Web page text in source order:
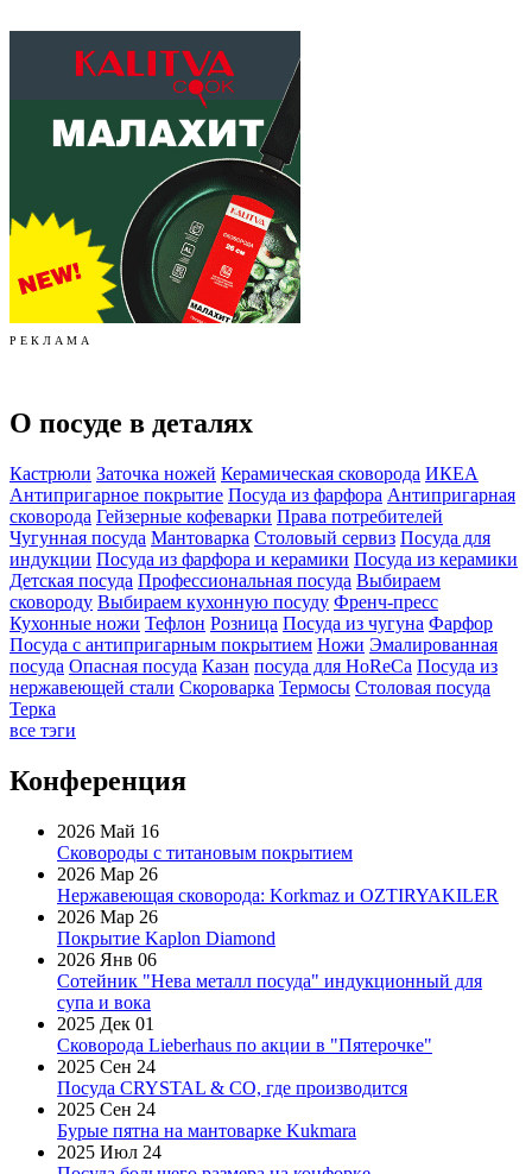
Р Е К Л А М А
О посуде в деталях
Кастрюли Заточка ножей Керамическая сковорода ИКЕА
Антипригарное покрытие Посуда из фарфора Антипригарная
сковорода Гейзерные кофеварки Права потребителей
Чугунная посуда Мантоварка Столовый сервиз Посуда для
индукции Посуда из фарфора и керамики Посуда из керамики
Детская посуда Профессиональная посуда Выбираем
сковороду Выбираем кухонную посуду Френч-пресс
Кухонные ножи Тефлон Розница Посуда из чугуна Фарфор
Посуда с антипригарным покрытием Ножи Эмалированная
посуда Опасная посуда Казан посуда для HoReCa Посуда из
нержавеющей стали Скороварка Термосы Столовая посуда
Терка
все тэги
Конференция
2026 Май 16
Сковороды с титановым покрытием
2026 Мар 26
Нержавеющая сковорода: Korkmaz и OZTIRYAKILER
2026 Мар 26
Покрытие Kaplon Diamond
2026 Янв 06
Сотейник "Нева металл посуда" индукционный для
супа и вока
2025 Дек 01
Сковорода Lieberhaus по акции в "Пятерочке"
2025 Сен 24
Посуда CRYSTAL & CO, где производится
2025 Сен 24
Бурые пятна на мантоварке Kukmara
2025 Июл 24